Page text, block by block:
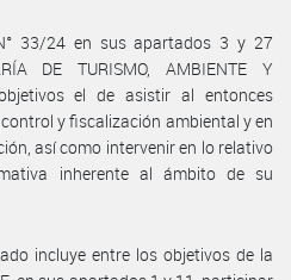
33/24 en sus apartados 3 y 27
DE TURISMO, AMBIENTE Y
el de asistir al entonces
control y fiscalización ambiental y en
así como intervenir en lo relativo
inherente al ámbito de su
incluye entre los objetivos de la